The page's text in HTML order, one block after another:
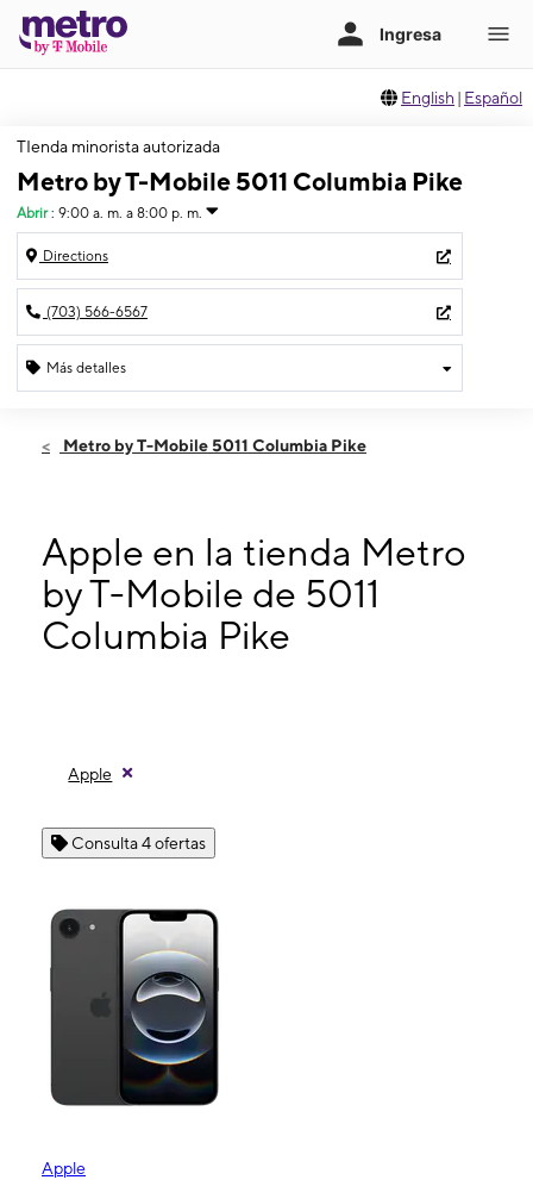
English | Español
TIenda minorista autorizada
Metro by T-Mobile 5011 Columbia Pike
Abrir : 9:00 a. m. a 8:00 p. m.
Directions
(703) 566-6567
Más detalles
Jueves:9:00 a. m. a 8:00 p. m.
Lunes:9:00 a. m. a 8:00 p. m.
Martes:9:00 a. m. a 8:00 p. m.
Miérc:
9:00 a. m. a 8:00 p. m.
5011 Columbia Pike Arlington, VA 22204
Metro by T-Mobile 5011 Columbia Pike
Apple en la tienda Metro
by T-Mobile de 5011
Columbia Pike
Apple
Consulta 4 ofertas
Apple